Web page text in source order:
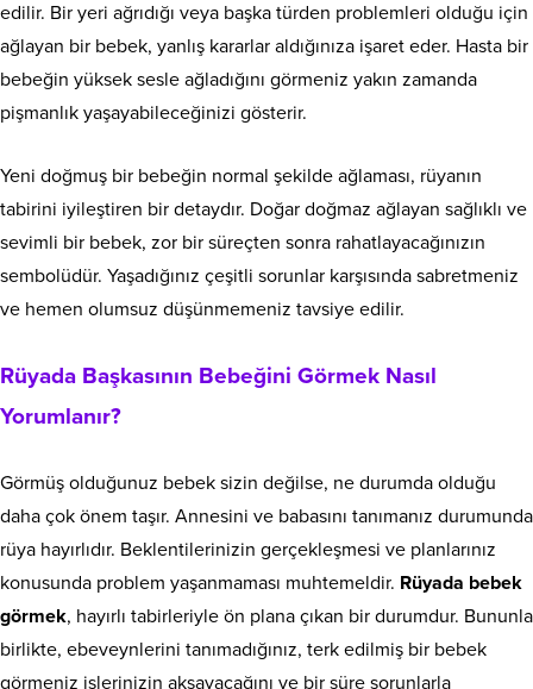
edilir. Bir yeri ağrıdığı veya başka türden problemleri olduğu için
ağlayan bir bebek, yanlış kararlar aldığınıza işaret eder. Hasta bir
bebeğin yüksek sesle ağladığını görmeniz yakın zamanda
pişmanlık yaşayabileceğinizi gösterir.
Yeni doğmuş bir bebeğin normal şekilde ağlaması, rüyanın
tabirini iyileştiren bir detaydır. Doğar doğmaz ağlayan sağlıklı ve
sevimli bir bebek, zor bir süreçten sonra rahatlayacağınızın
sembolüdür. Yaşadığınız çeşitli sorunlar karşısında sabretmeniz
ve hemen olumsuz düşünmemeniz tavsiye edilir.
Rüyada Başkasının Bebeğini Görmek Nasıl
Yorumlanır?
Görmüş olduğunuz bebek sizin değilse, ne durumda olduğu
daha çok önem taşır. Annesini ve babasını tanımanız durumunda
rüya hayırlıdır. Beklentilerinizin gerçekleşmesi ve planlarınız
konusunda problem yaşanmaması muhtemeldir. Rüyada bebek
görmek, hayırlı tabirleriyle ön plana çıkan bir durumdur. Bununla
birlikte, ebeveynlerini tanımadığınız, terk edilmiş bir bebek
görmeniz işlerinizin aksayacağını ve bir süre sorunlarla